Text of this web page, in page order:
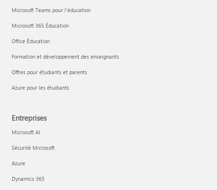
Microsoft Teams pour l’éducation
Microsoft 365 Éducation
Office Éducation
Formation et développement des enseignants
Offres pour étudiants et parents
Azure pour les étudiants
Entreprises
Microsoft AI
Sécurité Microsoft
Azure
Dynamics 365